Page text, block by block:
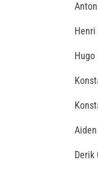
Derik